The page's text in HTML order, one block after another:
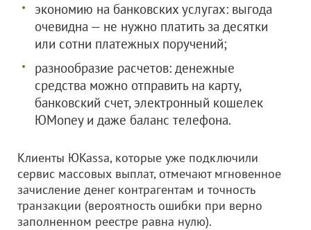
экономию на банковских услугах: выгода
очевидна — не нужно платить за десятки
или сотни платежных поручений;
разнообразие расчетов: денежные
средства можно отправить на карту,
банковский счет, электронный кошелек
ЮMoney и даже баланс телефона.
Клиенты ЮKassa, которые уже подключили
сервис массовых выплат, отмечают мгновенное
зачисление денег контрагентам и точность
транзакции (вероятность ошибки при верно
заполненном реестре равна нулю).